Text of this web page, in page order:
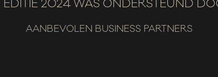
EDITIE 2024 WAS ONDERSTEUND
AANBEVOLEN BUSINESS PARTNERS